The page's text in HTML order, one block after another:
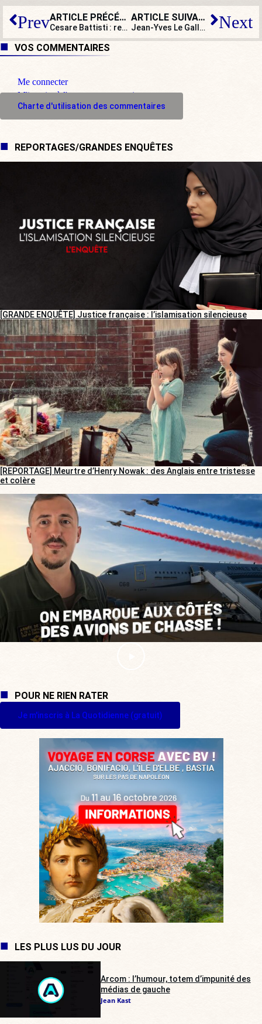
Prev ARTICLE PRÉCÉDENT
Cesare Battisti : retour à la case départ
ARTICLE SUIVANT
Jean-Yves Le Gallou : « Imaginez ce qu’ils diraient si c’était Poutine ou Orbán qui réprimait ainsi des manifestants chez eux ! » Next
VOS COMMENTAIRES
Me connecter
M'inscrire à l'espace commentaire
Charte d'utilisation des commentaires
REPORTAGES/GRANDES ENQUÊTES
[GRANDE ENQUÊTE] Justice française : l’islamisation silencieuse
[REPORTAGE] Meurtre d’Henry Nowak : des Anglais entre tristesse
et colère
POUR NE RIEN RATER
Je m'inscris à La Quotidienne (gratuit)
LES PLUS LUS DU JOUR
Arcom : l’humour, totem d’impunité des
médias de gauche
Jean Kast